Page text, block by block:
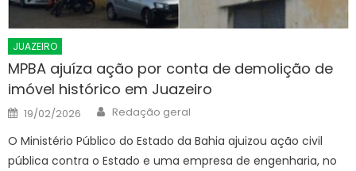
JUAZEIRO
MPBA ajuíza ação por conta de demolição de
imóvel histórico em Juazeiro
Posted
on
19/02/2026 Author
Redação geral
O Ministério Público do Estado da Bahia ajuizou ação civil
pública contra o Estado e uma empresa de engenharia, no